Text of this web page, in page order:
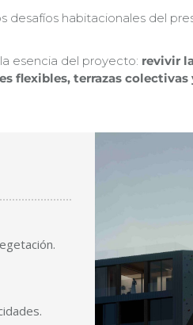
habitacionales del
esencia del proyecto: revivir
flexibles, terrazas